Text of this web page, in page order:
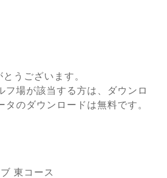
うございます。
フ場が該当する方は、ダウンロ
のダウンロードは無料です。
東コース